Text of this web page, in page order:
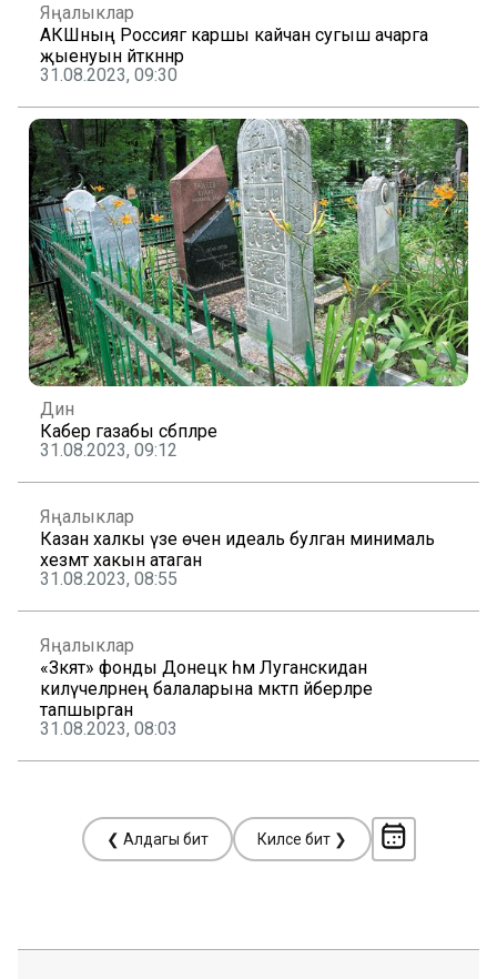
Яңалыклар
АКШның Россиягә каршы кайчан сугыш ачарга
җыенуын әйткәннәр
31.08.2023, 09:30
Дин
Кабер газабы сәбәпләре
31.08.2023, 09:12
Яңалыклар
Казан халкы үзе өчен идеаль булган минималь
хезмәт хакын атаган
31.08.2023, 08:55
Яңалыклар
«Зәкят» фонды Донецк һәм Луганскидан
килүчеләрнең балаларына мәктәп әйберләре
тапшырган
31.08.2023, 08:03
❮ Алдагы бит Киләсе бит ❯